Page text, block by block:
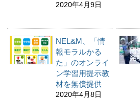
2020年4月9日
NEL&M、「情
報モラルかる
た」のオンライ
ン学習用提示教
材を無償提供
2020年4月8日